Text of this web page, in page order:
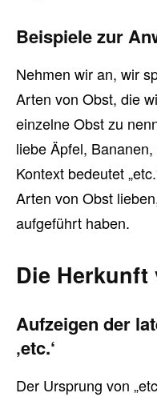
Beispiele zur
Nehmen wir an, wir
Arten von Obst, die
einzelne Obst zu
liebe Äpfel,
Kontext bedeutet
Arten von Obst
aufgeführt haben.
Die Herkunft
Aufzeigen der
‚etc.‘
Der Ursprung von